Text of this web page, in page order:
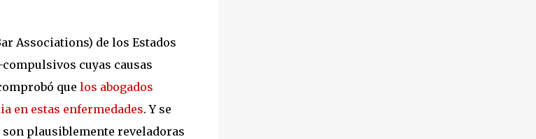
Associations) de los Estados
cuyas causas
que los abogados
en estas enfermedades. Y se
plausiblemente reveladoras